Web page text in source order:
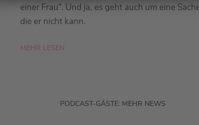
einer Frau“. Und ja, es geht auch um eine
die er nicht kann.
MEHR LESEN
PODCAST-GÄSTE: MEHR NEWS